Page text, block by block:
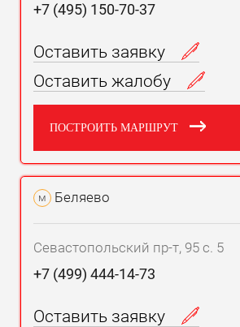
+7 (495) 150-70-37
Оставить заявку
Оставить жалобу
ПОСТРОИТЬ МАРШРУТ
м Беляево
Севастопольский пр-т, 95 с. 5
+7 (499) 444-14-73
Оставить заявку